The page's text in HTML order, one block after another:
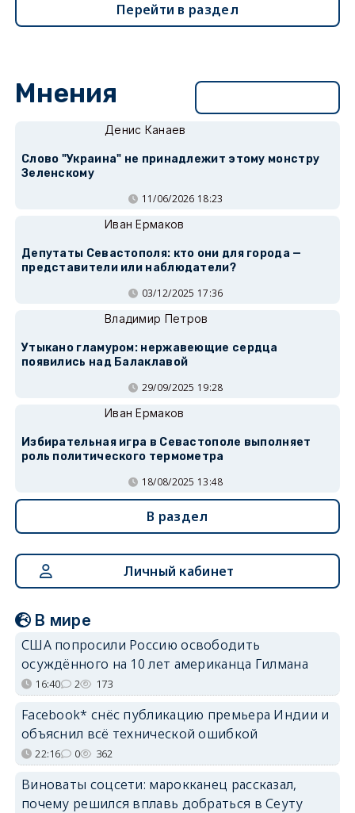
Перейти в раздел
Мнения
Денис Канаев
Слово "Украина" не принадлежит этому монстру
Зеленскому
11/06/2026 18:23
Иван Ермаков
Депутаты Севастополя: кто они для города —
представители или наблюдатели?
03/12/2025 17:36
Владимир Петров
Утыкано гламуром: нержавеющие сердца
появились над Балаклавой
29/09/2025 19:28
Иван Ермаков
Избирательная игра в Севастополе выполняет
роль политического термометра
18/08/2025 13:48
В раздел
Личный кабинет
В мире
США попросили Россию освободить
осуждённого на 10 лет американца Гилмана
16:40 2 173
Facebook* снёс публикацию премьера Индии и
объяснил всё технической ошибкой
22:16 0 362
Виноваты соцсети: марокканец рассказал,
почему решился вплавь добраться в Сеуту